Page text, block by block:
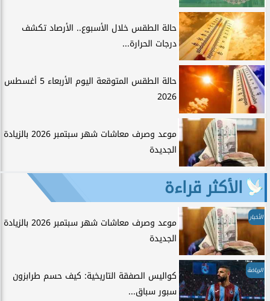
حالة الطقس خلال الأسبوع.. الأرصاد تكشف
درجات الحرارة...
حالة الطقس المتوقعة اليوم الأربعاء 5 أغسطس
2026
موعد وصرف معاشات شهر سبتمبر 2026 بالزيادة
الجديدة
الأكثر قراءة
الأخبار
موعد وصرف معاشات شهر سبتمبر 2026 بالزيادة
الجديدة
الرياضة
كواليس الصفقة التاريخية: كيف حسم طرابزون
سبور سباق...